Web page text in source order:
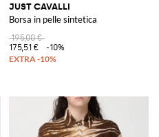
JUST CAVALLI
Borsa in pelle sintetica
195,00 €
175,51 €
-10%